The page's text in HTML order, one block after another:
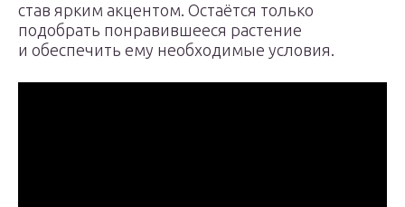
став ярким акцентом. Остаётся только
подобрать понравившееся растение
и обеспечить ему необходимые условия.